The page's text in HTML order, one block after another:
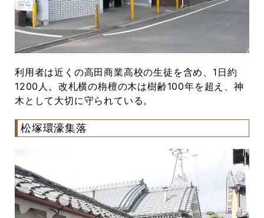
利用者は近くの高田商業高校の生徒を含め、1日約
1200人。改札横の栴檀の木は樹齢100年を超え、神
木として大切に守られている。
松塚環濠集落